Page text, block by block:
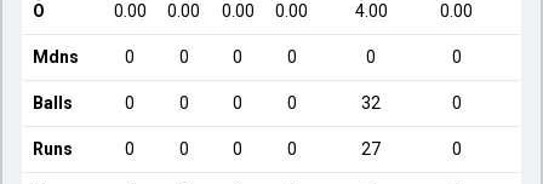
O 0.00 0.00 0.00 0.00 4.00 0.00
Mdns 0 0 0 0 0 0
Balls 0 0 0 0 32 0
Runs 0 0 0 0 27 0